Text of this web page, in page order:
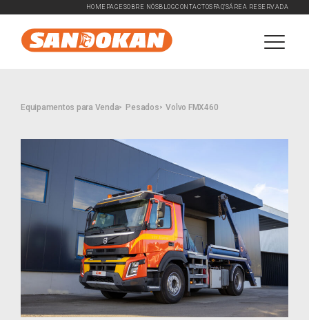
HOMEPAGE SOBRE NÓSBLOGCONTACTOS FAQ'SÁREA RESERVADA
Equipamentos para Venda Pesados Volvo FMX460